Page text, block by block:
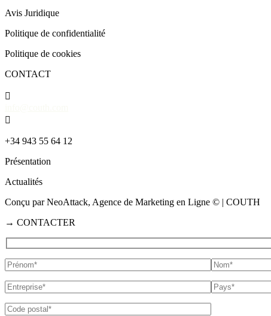
Avis Juridique
Politique de confidentialité
Politique de cookies
CONTACT


+34 943 55 64 12
Présentation
Actualités
Conçu par NeoAttack, Agence de Marketing en Ligne © | COUTH
→ CONTACTER